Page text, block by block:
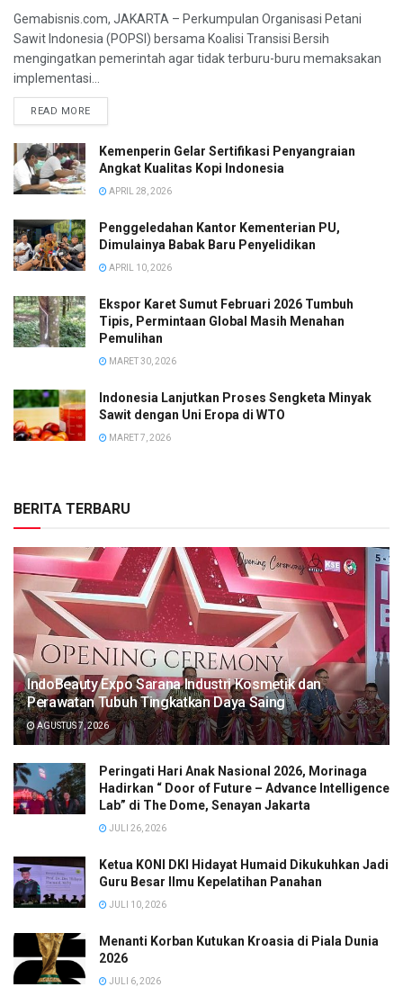
Gemabisnis.com, JAKARTA – Perkumpulan Organisasi Petani
Sawit Indonesia (POPSI) bersama Koalisi Transisi Bersih
mengingatkan pemerintah agar tidak terburu-buru memaksakan
implementasi...
READ MORE
Kemenperin Gelar Sertifikasi Penyangraian
Angkat Kualitas Kopi Indonesia
APRIL 28, 2026
Penggeledahan Kantor Kementerian PU,
Dimulainya Babak Baru Penyelidikan
APRIL 10, 2026
Ekspor Karet Sumut Februari 2026 Tumbuh
Tipis, Permintaan Global Masih Menahan
Pemulihan
MARET 30, 2026
Indonesia Lanjutkan Proses Sengketa Minyak
Sawit dengan Uni Eropa di WTO
MARET 7, 2026
BERITA TERBARU
IndoBeauty Expo Sarana Industri Kosmetik dan
Perawatan Tubuh Tingkatkan Daya Saing
AGUSTUS 7, 2026
Peringati Hari Anak Nasional 2026, Morinaga
Hadirkan “ Door of Future – Advance Intelligence
Lab” di The Dome, Senayan Jakarta
JULI 26, 2026
Ketua KONI DKI Hidayat Humaid Dikukuhkan Jadi
Guru Besar Ilmu Kepelatihan Panahan
JULI 10, 2026
Menanti Korban Kutukan Kroasia di Piala Dunia
2026
JULI 6, 2026